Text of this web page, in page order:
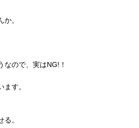
。
ので、実はNG!！
す。
。